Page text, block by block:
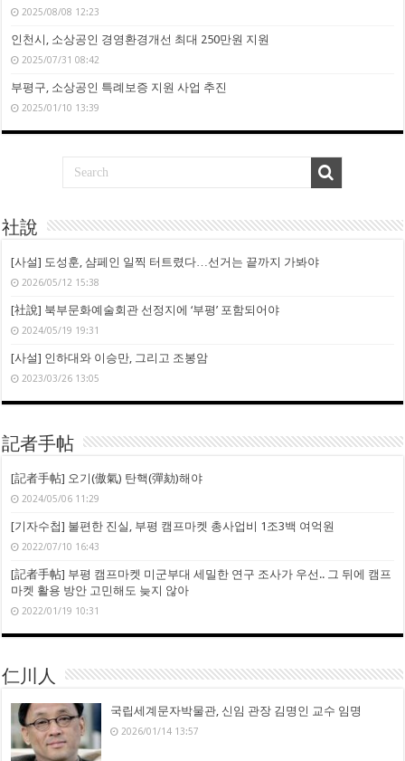
2025/08/08 12:23
인천시, 소상공인 경영환경개선 최대 250만원 지원
2025/07/31 08:42
부평구, 소상공인 특례보증 지원 사업 추진
2025/01/10 13:39
社說
[사설] 도성훈, 샴페인 일찍 터트렸다…선거는 끝까지 가봐야
2026/05/12 15:38
[社說] 북부문화예술회관 선정지에 ‘부평’ 포함되어야
2024/05/19 19:31
[사설] 인하대와 이승만, 그리고 조봉암
2023/03/26 13:05
記者手帖
[記者手帖] 오기(傲氣) 탄핵(彈劾)해야
2024/05/06 11:29
[기자수첩] 불편한 진실, 부평 캠프마켓 총사업비 1조3백 여억원
2022/07/10 16:43
[記者手帖] 부평 캠프마켓 미군부대 세밀한 연구 조사가 우선.. 그 뒤에 캠프
마켓 활용 방안 고민해도 늦지 않아
2022/01/19 10:31
仁川人
국립세계문자박물관, 신임 관장 김명인 교수 임명
2026/01/14 13:57